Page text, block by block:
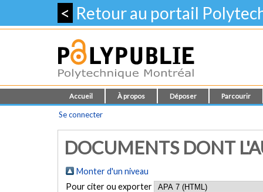
< Retour au portail
Accueil À propos Déposer Parcourir
Se connecter
DOCUMENTS DONT
Monter d'un niveau
Pour citer ou exporter